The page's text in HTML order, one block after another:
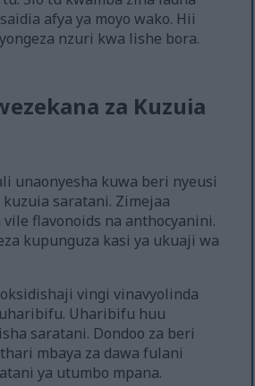
afya ya moyo wako. Hii
nzuri kwa lishe bora.
za Kuzuia
unaonyesha kuwa beri nyeusi
saratani. Zimejaa
flavonoids na anthocyanini.
kupunguza kasi ya ukuaji wa
vingi vinavyolinda
Uharibifu huu
saratani. Dondoo za beri
mbaya za dawa fulani
ya utumbo mpana.